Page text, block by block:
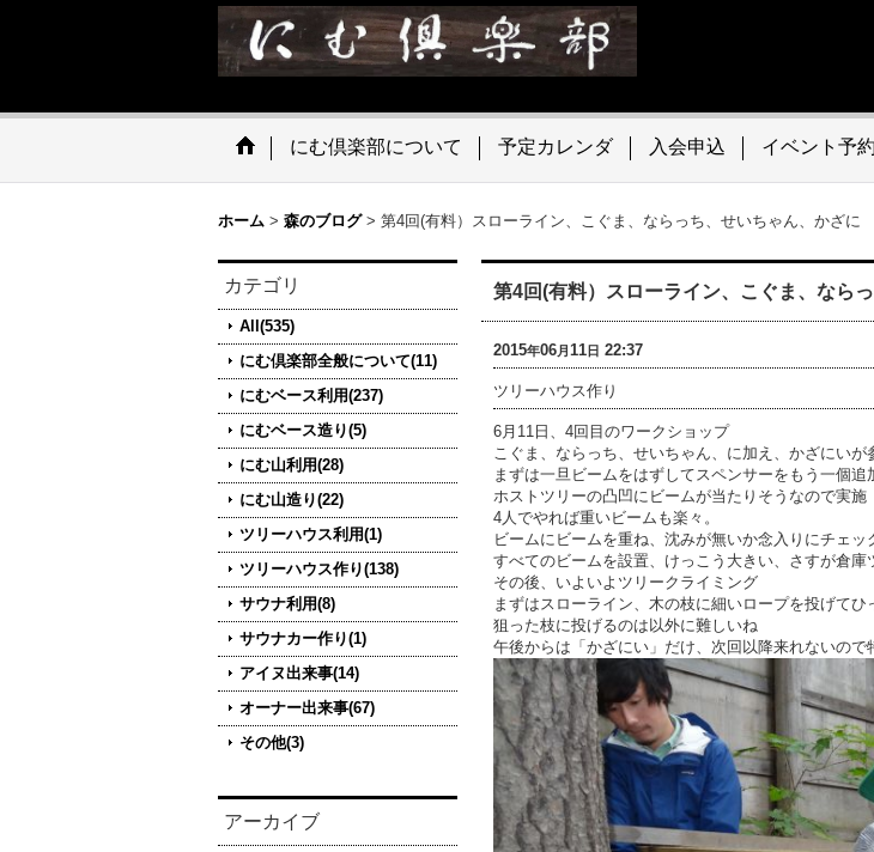
にむ倶楽部について 予定カレンダ 入会申込 イベント予約
ホーム > 森のブログ > 第4回(有料）スローライン、こぐま、ならっち、せいちゃん、かざに
カテゴリ
All(535)
にむ倶楽部全般について(11)
にむベース利用(237)
にむベース造り(5)
にむ山利用(28)
にむ山造り(22)
ツリーハウス利用(1)
ツリーハウス作り(138)
サウナ利用(8)
サウナカー作り(1)
アイヌ出来事(14)
オーナー出来事(67)
その他(3)
アーカイブ
第4回(有料）スローライン、こぐま、なら
2015年06月11日 22:37
ツリーハウス作り
6月11日、4回目のワークショップ
こぐま、ならっち、せいちゃん、に加え、かざにいが
まずは一旦ビームをはずしてスペンサーをもう一個追
ホストツリーの凸凹にビームが当たりそうなので実施
4人でやれば重いビームも楽々。
ビームにビームを重ね、沈みが無いか念入りにチェッ
すべてのビームを設置、けっこう大きい、さすが倉庫
その後、いよいよツリークライミング
まずはスローライン、木の枝に細いロープを投げてひ
狙った枝に投げるのは以外に難しいね
午後からは「かざにい」だけ、次回以降来れないので